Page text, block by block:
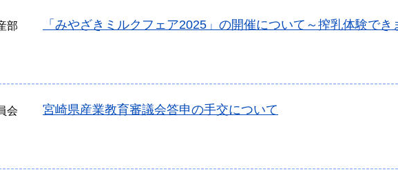
部 「みやざきミルクフェア2025」の開催について～搾乳体験でき
会 宮崎県産業教育審議会答申の手交について